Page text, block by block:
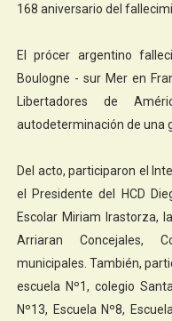
168 aniversario del
El prócer argentino
Boulogne - sur Mer en
Libertadores de
autodeterminación de una
Del acto, participaron el
el Presidente del HCD
Escolar Miriam Irastorza,
Arriaran Concejales,
municipales. También,
escuela Nº1, colegio
Nº13, Escuela Nº8,